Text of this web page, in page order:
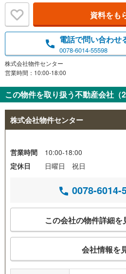
資料をも
電話で問い合わせ
0078-6014-55598
株式会社物件センター
営業時間：10:00-18:00
この物件を取り扱う不動産会社（2
株式会社物件センター
営業時間
10:00-18:00
定休日
日曜日 祝日
0078-6014-
この会社の物件詳細を
会社情報を